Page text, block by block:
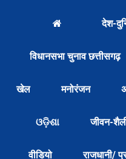
देश-
विधानसभा चुनाव छत्तीसगढ़
खेल मनोरंजन
ଓଡ଼ିଶା जीवन-
वीडियो राजधानी/